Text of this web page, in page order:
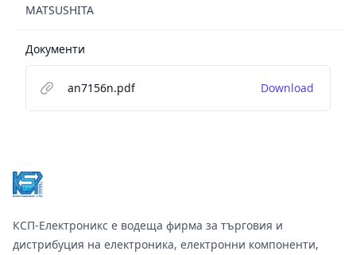
MATSUSHITA
Документи
an7156n.pdf Download
КСП-Електроникс е водеща фирма за търговия и
дистрибуция на електроника, електронни компоненти,